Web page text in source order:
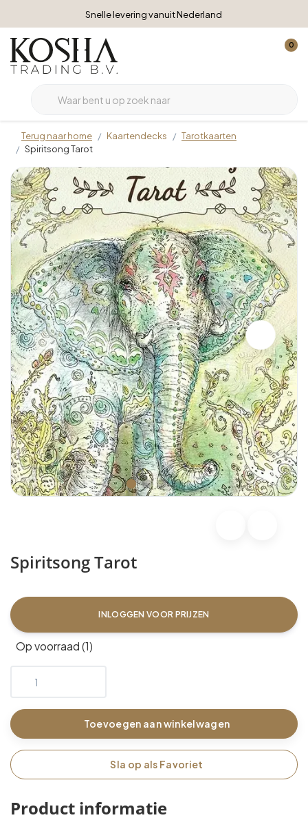
Snelle levering vanuit Nederland
0
Terug naar home Kaartendecks
Tarotkaarten
Spiritsong Tarot
Spiritsong Tarot
INLOGGEN VOOR PRIJZEN
Op voorraad (1)
Toevoegen aan winkelwagen
Sla op als Favoriet
Product informatie